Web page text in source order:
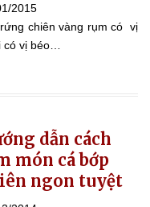
2015
chiên vàng rụm có vị
vị béo…
dẫn cách
món cá bớp
ngon tuyệt